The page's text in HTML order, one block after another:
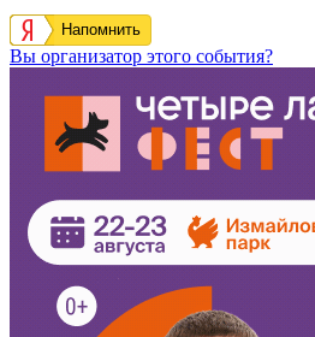
Напомнить
Вы организатор этого события?